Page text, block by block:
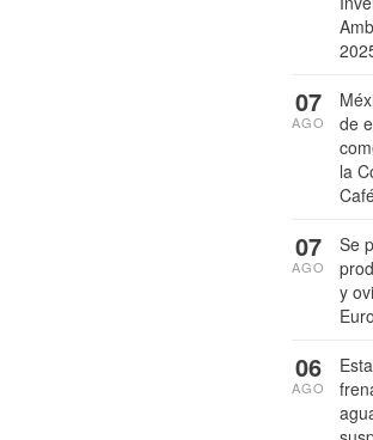
de
la
07
AGO
Se
y
07
AGO
06
AGO